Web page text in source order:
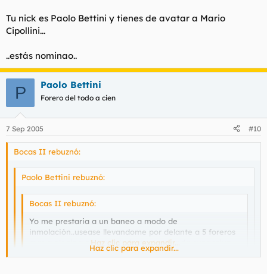
una larga y penosa enfermedad.
Buenas tardes/noches
Tu nick es Paolo Bettini y tienes de avatar a Mario
Cipollini...
..estás nominao..
P Paolo Bettini
Forero del todo a cien
7 Sep 2005 #10
Bocas II rebuznó:
Paolo Bettini rebuznó:
Bocas II rebuznó:
Yo me prestaria a un baneo a modo de
inmolación..usease llevandome por delante a 5 foreros
mas a elegir a causa del efecto de la onda expansiva.
Haz clic para expandir...
Haz clic para expandir...